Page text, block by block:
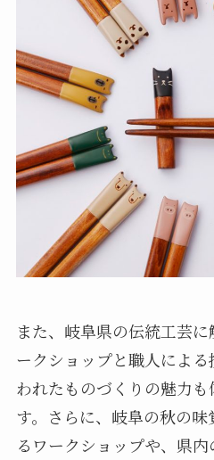
また、岐阜県の伝統工芸
ークショップと職人によ
われたものづくりの魅力
す。さらに、岐阜の秋の
るワークショップや、県